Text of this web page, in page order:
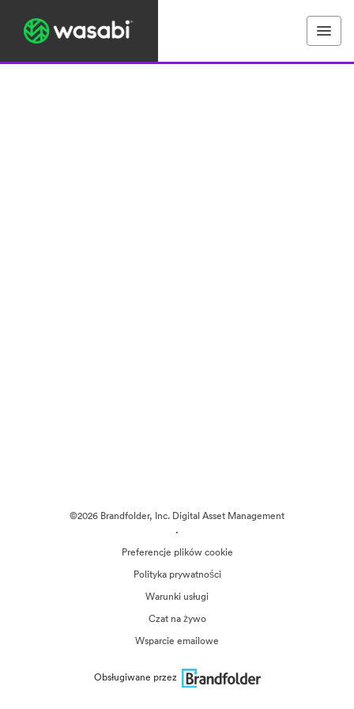
©2026 Brandfolder, Inc. Digital Asset Management
·
Preferencje plików cookie
Polityka prywatności
Warunki usługi
Czat na żywo
Wsparcie emailowe
Obsługiwane przez